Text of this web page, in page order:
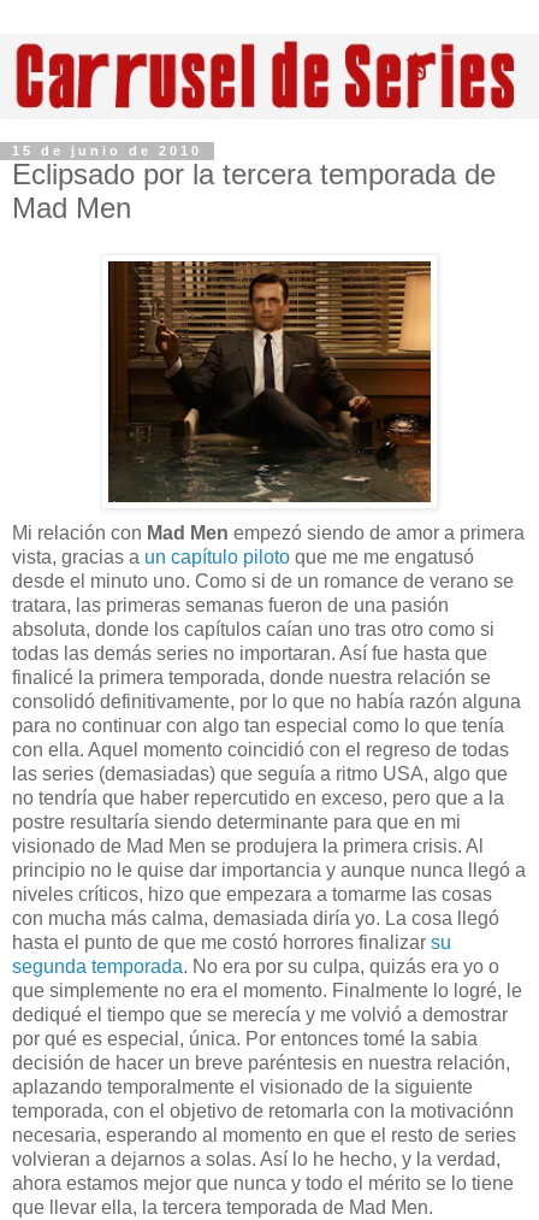
15 de junio de 2010
Eclipsado por la tercera temporada de
Mad Men
Mi relación con Mad Men empezó siendo de amor a primera
vista, gracias a un capítulo piloto que me me engatusó
desde el minuto uno. Como si de un romance de verano se
tratara, las primeras semanas fueron de una pasión
absoluta, donde los capítulos caían uno tras otro como si
todas las demás series no importaran. Así fue hasta que
finalicé la primera temporada, donde nuestra relación se
consolidó definitivamente, por lo que no había razón alguna
para no continuar con algo tan especial como lo que tenía
con ella. Aquel momento coincidió con el regreso de todas
las series (demasiadas) que seguía a ritmo USA, algo que
no tendría que haber repercutido en exceso, pero que a la
postre resultaría siendo determinante para que en mi
visionado de Mad Men se produjera la primera crisis. Al
principio no le quise dar importancia y aunque nunca llegó a
niveles críticos, hizo que empezara a tomarme las cosas
con mucha más calma, demasiada diría yo. La cosa llegó
hasta el punto de que me costó horrores finalizar su
segunda temporada. No era por su culpa, quizás era yo o
que simplemente no era el momento. Finalmente lo logré, le
dediqué el tiempo que se merecía y me volvió a demostrar
por qué es especial, única. Por entonces tomé la sabia
decisión de hacer un breve paréntesis en nuestra relación,
aplazando temporalmente el visionado de la siguiente
temporada, con el objetivo de retomarla con la motivaciónn
necesaria, esperando al momento en que el resto de series
volvieran a dejarnos a solas. Así lo he hecho, y la verdad,
ahora estamos mejor que nunca y todo el mérito se lo tiene
que llevar ella, la tercera temporada de Mad Men.